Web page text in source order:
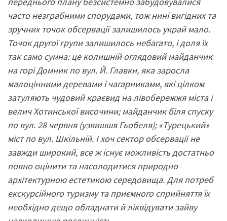
часто незграбними спорудами, тож нині вигідних та
зручних точок обсервації залишилось украй мало.
Точок другої групи залишилось небагато, і доля їх
так само сумна: це колишній оглядовий майданчик
на горі Домник по вул. Й. Главки, яка заросла
малоцінними деревами і чагарниками, які цілком
затуляють чудовий краєвид на лівобережжя міста і
велич Хотинської височини; майданчик біля спуску
по вул. 28 червня (узвишшя Гьобеля); «Турецький»
міст по вул. Шкільній. І хоч сектор обсервації не
завжди широкий, все ж існує можливість достатньо
повно оцінити та насолодитися природно-
архітектурною естетикою середовища. Для потреб
екскурсійного туризму та приємного сприйняття їх
необхідно дещо обладнати й ліквідувати зайву